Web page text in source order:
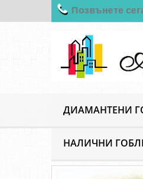
Позвънете
ДИАМАНТЕНИ
НАЛИЧНИ
ArtIvet Рисуване